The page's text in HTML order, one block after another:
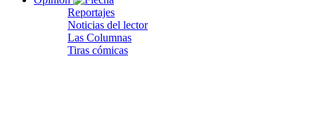
Reportajes
Noticias del lector
Las Columnas
Tiras cómicas